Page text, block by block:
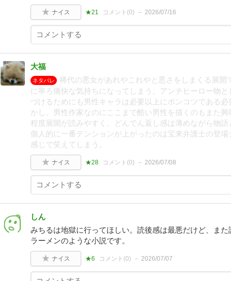
ナイス ★21 コメント(0) 2026/07/16
大福
ネタバレ
稀代の悪女があれやこれやと悪さをしまくる展開
に寧ろ痛快な気持ちになってしまう。アンチヒーロー物
づけるためにも男性キャラは必要以上にポンコツである必
かし、男性作家なのにここまで酷い男性を描くのもまた
程度展開が読みやすく、どんでん返し感は薄めながら物語
個人的に一番テンションが上がったのは宝来弁護士の登
感じで笑えてしまう。
ナイス ★28 コメント(0) 2026/07/08
しん
みちるは地獄に行ってほしい。読後感は最悪だけど、ま
ラーメンのような小説です。
ナイス ★6 コメント(0) 2026/07/07